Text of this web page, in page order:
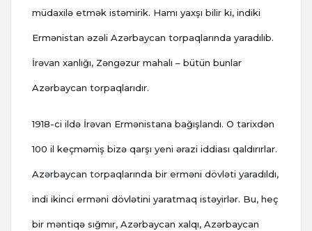
müdaxilə etmək istəmirik. Hamı yaxşı bilir ki, indiki
Ermənistan əzəli Azərbaycan torpaqlarında yaradılıb.
İrəvan xanlığı, Zəngəzur mahalı – bütün bunlar
Azərbaycan torpaqlarıdır.
1918-ci ildə İrəvan Ermənistana bağışlandı. O tarixdən
100 il keçməmiş bizə qarşı yeni ərazi iddiası qaldırırlar.
Azərbaycan torpaqlarında bir erməni dövləti yaradıldı,
indi ikinci erməni dövlətini yaratmaq istəyirlər. Bu, heç
bir məntiqə sığmır, Azərbaycan xalqı, Azərbaycan